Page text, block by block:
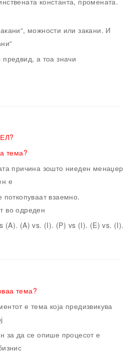
можности или закани. И
а тоа значи
тема?
причина зошто ниеден менаџер
е
взаемно.
во одреден
(A). (A) vs. (I). (P) vs (I). (E) vs. (I).
тема?
е тема која предизвикува
за да се опише процесот е